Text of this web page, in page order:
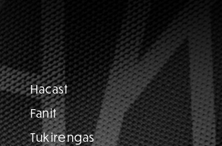
Hacast
Fanit
Tukirengas